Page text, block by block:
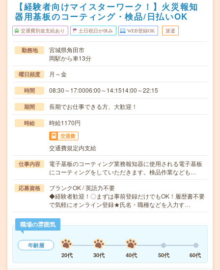
【経験者向けマイスターワーク！】火災報知
器用基板のコーティング・検品/日払いOK
交通費別途支給あり 土日祝日が休み WEB登録OK 派遣
勤務地
宮城県角田市
岡駅から車13分
曜日頻度 月～金
時間 08:30～17:0006:00～14:1514:00～22:15
期間 長期でお仕事できる方、大歓迎！
時給 時給1170円
交通費
交通費規定内支給
仕事内容
電子基板のコーティング業務報知器に使用される電子基板
にコーティングをしていただきます。検品作業なども…
応募資格
ブランクOK / 英語力不要
◆経験者歓迎！〇まずは事前登録だけでもOK！履歴書不要
で気軽にオンライン登録★氏名・職種などを入力す…
職場の雰囲気
年齢層
20代
30代 40代 50代 60代